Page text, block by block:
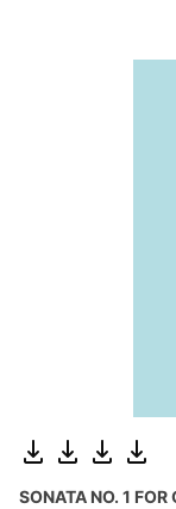
SONATA NO. 1